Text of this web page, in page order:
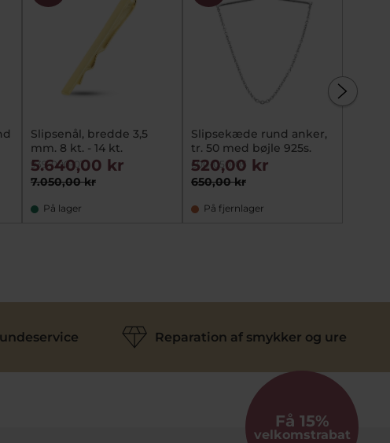
Slipsenål, bredde 3,5
mm. 8 kt. - 14 kt.
939-000-01
7.050,00 kr
5.640,00 kr
På lager
Slipsekæde rund anker,
tr. 50 med bøjle 925s.
600-050-05
650,00 kr
520,00 kr
På fjernlager
Reparation af smykker og ure
Få 15%
velkomstrabat